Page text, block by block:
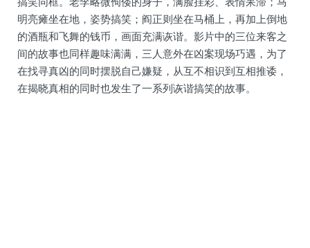
明亮瘫坐在地，姿势搞笑；阎正则坐在马桶上，再加上倒地
的酒瓶和飞舞的钱币，画面充满诙谐。影片中的三位来客之
间的故事也同样趣味满满，三人意外在凶案现场巧遇，为了
在找寻真凶的同时摆脱自己嫌疑，从互不相识到互相推诿，
在揭晓真相的同时也发生了一系列诙谐搞笑的故事。